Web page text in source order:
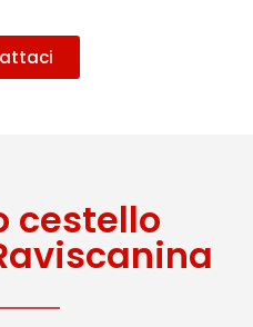
cestello